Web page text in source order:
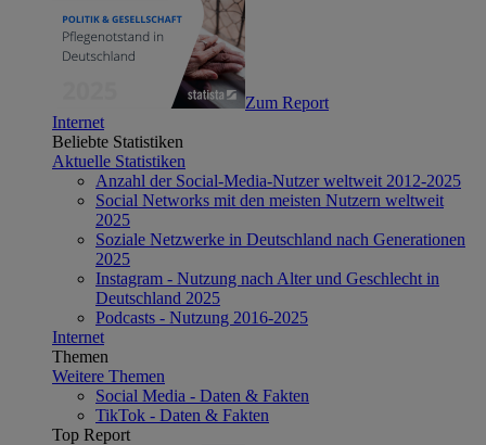
Zum Report
Internet
Beliebte Statistiken
Aktuelle Statistiken
Anzahl der Social-Media-Nutzer weltweit 2012-2025
Social Networks mit den meisten Nutzern weltweit
2025
Soziale Netzwerke in Deutschland nach Generationen
2025
Instagram - Nutzung nach Alter und Geschlecht in
Deutschland 2025
Podcasts - Nutzung 2016-2025
Internet
Themen
Weitere Themen
Social Media - Daten & Fakten
TikTok - Daten & Fakten
Top Report